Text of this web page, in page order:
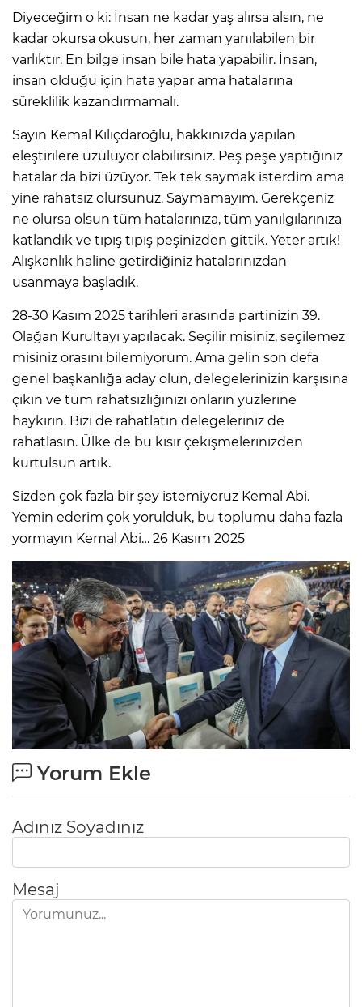
Diyeceğim o ki: İnsan ne kadar yaş alırsa alsın, ne
kadar okursa okusun, her zaman yanılabilen bir
varlıktır. En bilge insan bile hata yapabilir. İnsan,
insan olduğu için hata yapar ama hatalarına
süreklilik kazandırmamalı.
Sayın Kemal Kılıçdaroğlu, hakkınızda yapılan
eleştirilere üzülüyor olabilirsiniz. Peş peşe yaptığınız
hatalar da bizi üzüyor. Tek tek saymak isterdim ama
yine rahatsız olursunuz. Saymamayım. Gerekçeniz
ne olursa olsun tüm hatalarınıza, tüm yanılgılarınıza
katlandık ve tıpış tıpış peşinizden gittik. Yeter artık!
Alışkanlık haline getirdiğiniz hatalarınızdan
usanmaya başladık.
28-30 Kasım 2025 tarihleri arasında partinizin 39.
Olağan Kurultayı yapılacak. Seçilir misiniz, seçilemez
misiniz orasını bilemiyorum. Ama gelin son defa
genel başkanlığa aday olun, delegelerinizin karşısına
çıkın ve tüm rahatsızlığınızı onların yüzlerine
haykırın. Bizi de rahatlatın delegeleriniz de
rahatlasın. Ülke de bu kısır çekişmelerinizden
kurtulsun artık.
Sizden çok fazla bir şey istemiyoruz Kemal Abi.
Yemin ederim çok yorulduk, bu toplumu daha fazla
yormayın Kemal Abi… 26 Kasım 2025
Yorum Ekle
Adınız Soyadınız
Mesaj